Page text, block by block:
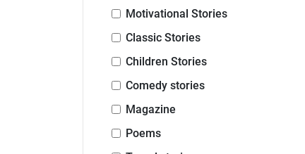
Motivational Stories
Classic Stories
Children Stories
Comedy stories
Magazine
Poems